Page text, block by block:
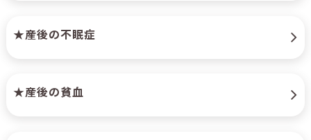
★産後の不眠症
★産後の貧血